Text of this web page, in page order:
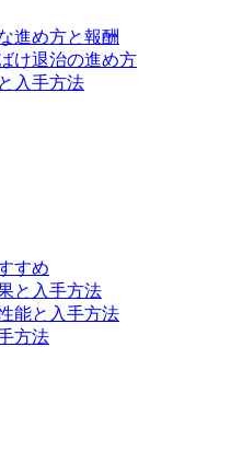
進め方と報酬
け退治の進め方
入手方法
すめ
と入手方法
能と入手方法
方法